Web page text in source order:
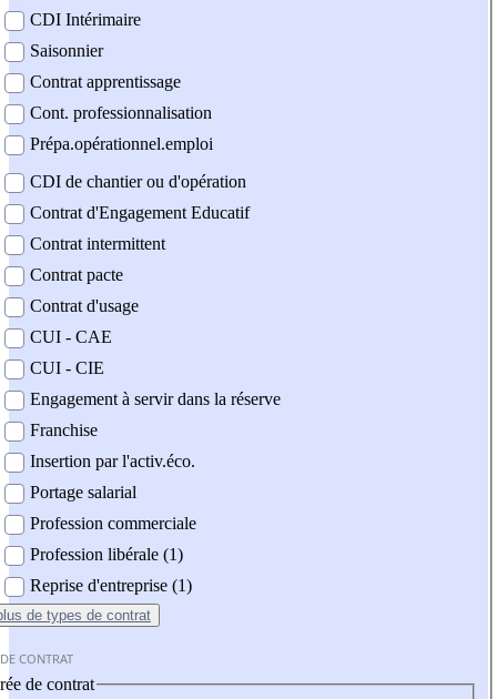
CDI Intérimaire
Saisonnier
Contrat apprentissage
Cont. professionnalisation
Prépa.opérationnel.emploi
CDI de chantier ou d'opération
Contrat d'Engagement Educatif
Contrat intermittent
Contrat pacte
Contrat d'usage
CUI - CAE
CUI - CIE
Engagement à servir dans la réserve
Franchise
Insertion par l'activ.éco.
Portage salarial
Profession commerciale
Profession libérale (1)
Reprise d'entreprise (1)
de types de contrat
CONTRAT
de contrat